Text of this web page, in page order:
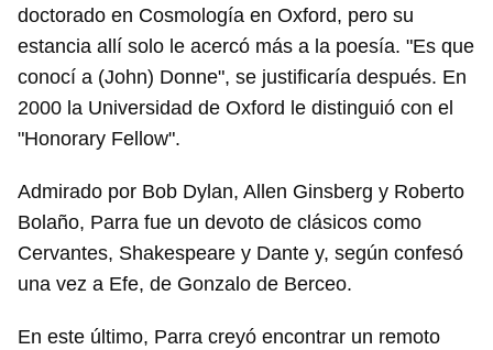
doctorado en Cosmología en Oxford, pero su
estancia allí solo le acercó más a la poesía. "Es que
conocí a (John) Donne", se justificaría después. En
2000 la Universidad de Oxford le distinguió con el
"Honorary Fellow".
Admirado por Bob Dylan, Allen Ginsberg y Roberto
Bolaño, Parra fue un devoto de clásicos como
Cervantes, Shakespeare y Dante y, según confesó
una vez a Efe, de Gonzalo de Berceo.
En este último, Parra creyó encontrar un remoto